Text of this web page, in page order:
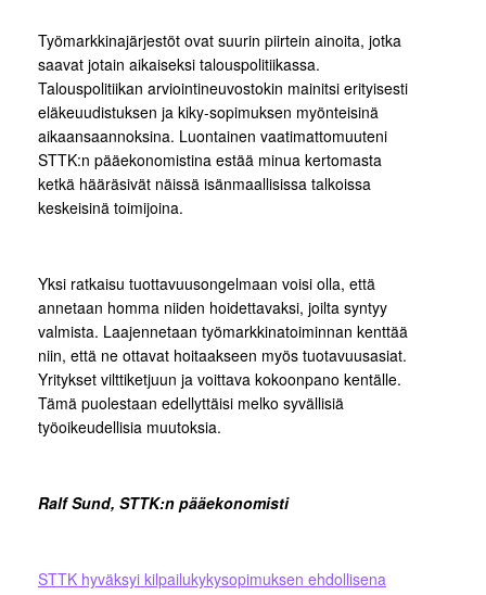
Työmarkkinajärjestöt ovat suurin piirtein ainoita, jotka
saavat jotain aikaiseksi talouspolitiikassa.
Talouspolitiikan arviointineuvostokin mainitsi erityisesti
eläkeuudistuksen ja kiky-sopimuksen myönteisinä
aikaansaannoksina. Luontainen vaatimattomuuteni
STTK:n pääekonomistina estää minua kertomasta
ketkä hääräsivät näissä isänmaallisissa talkoissa
keskeisinä toimijoina.
Yksi ratkaisu tuottavuusongelmaan voisi olla, että
annetaan homma niiden hoidettavaksi, joilta syntyy
valmista. Laajennetaan työmarkkinatoiminnan kenttää
niin, että ne ottavat hoitaakseen myös tuotavuusasiat.
Yritykset vilttiketjuun ja voittava kokoonpano kentälle.
Tämä puolestaan edellyttäisi melko syvällisiä
työoikeudellisia muutoksia.
Ralf Sund, STTK:n pääekonomisti
STTK hyväksyi kilpailukykysopimuksen ehdollisena